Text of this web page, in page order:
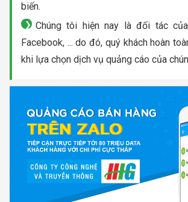
biến.
Chúng tôi hiện nay là đối tác
Facebook, ... do đó, quý khách hoàn
khi lựa chọn dịch vụ quảng cáo của